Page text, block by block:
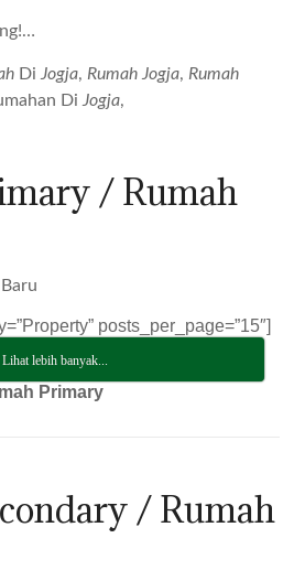
Di Jogja, Rumah Jogja, Rumah
Di Jogja,
/ Rumah
posts_per_page=”15″]
Lihat lebih banyak...
Primary
/ Rumah